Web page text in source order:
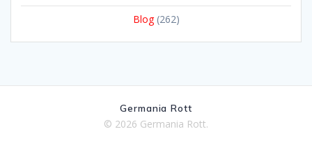
Blog(262)
Germania Rott
© 2026 Germania Rott.